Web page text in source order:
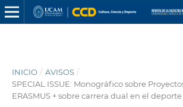
INICIO / AVISOS /
SPECIAL ISSUE: Monográfico sobre
ERASMUS + sobre carrera dual en el deporte